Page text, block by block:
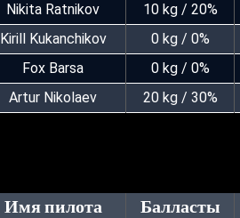
Nikita Ratnikov 10 kg / 20%
Kirill Kukanchikov 0 kg / 0%
Fox Barsa 0 kg / 0%
Artur Nikolaev 20 kg / 30%
Имя пилота Балласты